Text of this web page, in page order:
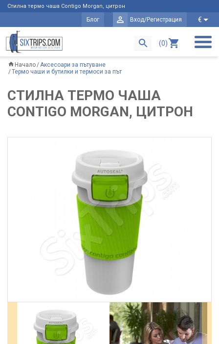
Стилна термо чаша Contigo Morgan, цитрон
Блог Вход/Регистрация €
(0)
Начало
Аксесоари за пътуване
Термо чаши и бутилки и термоси за път
СТИЛНА ТЕРМО ЧАША
CONTIGO MORGAN, ЦИТРОН